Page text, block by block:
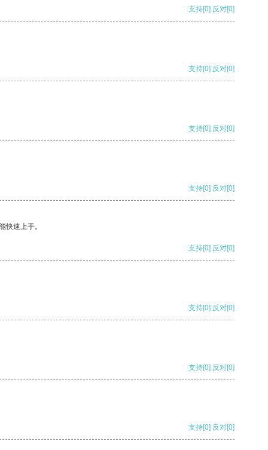
支持[0] 反对[0]
支持[0] 反对[0]
支持[0] 反对[0]
支持[0] 反对[0]
快速上手。
支持[0] 反对[0]
支持[0] 反对[0]
支持[0] 反对[0]
支持[0] 反对[0]